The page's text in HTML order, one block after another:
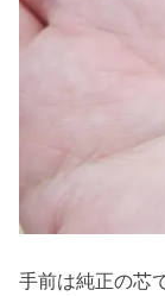
手前は純正の芯